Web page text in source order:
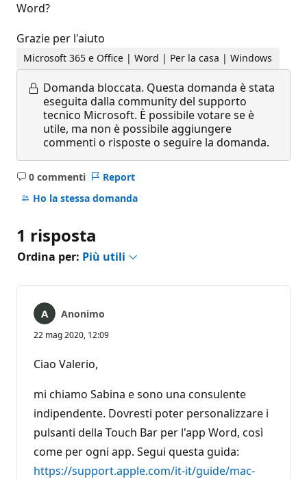
Word?
Grazie per l'aiuto
Microsoft 365 e Office | Word | Per la casa | Windows
Domanda bloccata. Questa domanda è stata
eseguita dalla community del supporto
tecnico Microsoft. È possibile votare se è
utile, ma non è possibile aggiungere
commenti o risposte o seguire la domanda.
0 commenti
Nessun
commento
Report
Ho la stessa domanda
1 risposta
Ordina per: Più utili
Anonimo
22 mag 2020, 12:09
Ciao Valerio,
mi chiamo Sabina e sono una consulente
indipendente. Dovresti poter personalizzare i
pulsanti della Touch Bar per l'app Word, così
come per ogni app. Segui questa guida:
https://support.apple.com/it-it/guide/mac-